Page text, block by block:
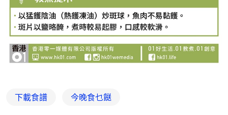
下載食譜 今晚食乜餸